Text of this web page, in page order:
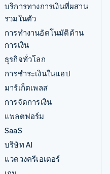
บริการทางการเงินที่ผสาน
รวมในตัว
การทำงานอัตโนมัติด้าน
การเงิน
ธุรกิจทั่วโลก
การชำระเงินในแอป
มาร์เก็ตเพลส
การจัดการเงิน
แพลตฟอร์ม
SaaS
บริษัท AI
แวดวงครีเอเตอร์